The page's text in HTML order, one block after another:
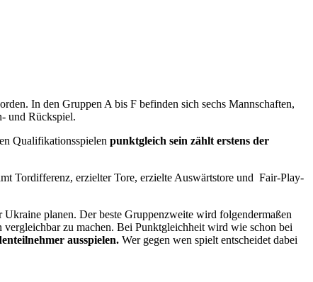
In den Gruppen A bis F befinden sich sechs Mannschaften,
und Rückspiel.
Qualifikationsspielen punktgleich sein zählt erstens der
Tordifferenz, erzielter Tore, erzielte Auswärtstore und Fair-Play-
planen. Der beste Gruppenzweite wird folgendermaßen
zu machen. Bei Punktgleichheit wird wie schon bei
ausspielen. Wer gegen wen spielt entscheidet dabei